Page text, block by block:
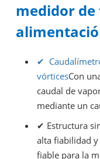
medidor de
✔
vórticesCon
caudal de
mediante un
✔ Estructura
alta fiabilidad
fiable para la